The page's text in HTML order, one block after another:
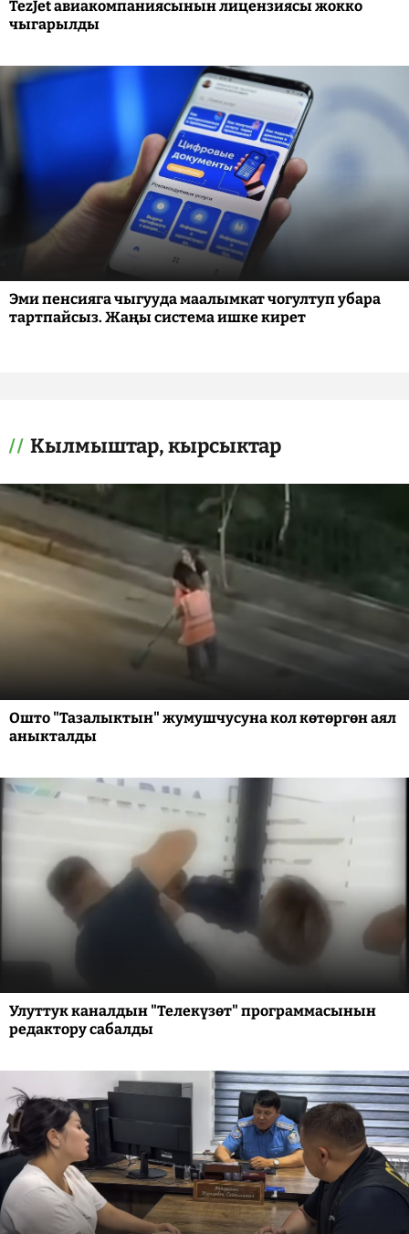
TezJet авиакомпаниясынын лицензиясы жокко
чыгарылды
Эми пенсияга чыгууда маалымкат чогултуп убара
тартпайсыз. Жаңы система ишке кирет
Кылмыштар, кырсыктар
Ошто "Тазалыктын" жумушчусуна кол көтөргөн аял
аныкталды
Улуттук каналдын "Телекүзөт" программасынын
редактору сабалды